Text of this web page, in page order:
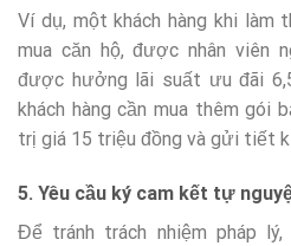
Ví dụ, một khách hàng khi làm
mua căn hộ, được nhân viên
được hưởng lãi suất ưu đãi
khách hàng cần mua thêm gói
trị giá 15 triệu đồng và gửi tiết
5. Yêu cầu ký cam kết tự
Để tránh trách nhiệm pháp lý,